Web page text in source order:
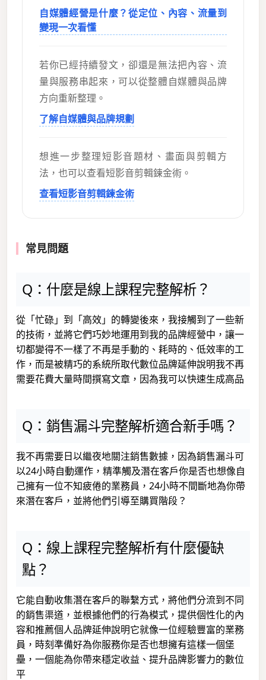
自媒體經營是什麼？從定位、內容、流量到
變現一次看懂
若你已經持續發文，卻還是無法把內容、流
量與服務串起來，可以從整體自媒體與品牌
方向重新整理。
了解自媒體與品牌規劃
想進一步整理短影音題材、畫面與剪輯方
法，也可以查看短影音剪輯鍊金術。
查看短影音剪輯鍊金術
常見問題
Q：什麼是線上課程完整解析？
從「忙碌」到「高效」的轉變後來，我接觸到了一些新
的技術，並將它們巧妙地運用到我的品牌經營中，讓一
切都變得不一樣了不再是手動的、耗時的、低效率的工
作，而是被精巧的系統所取代數位品牌延伸說明我不再
需要花費大量時間撰寫文章，因為我可以快速生成高品
Q：銷售漏斗完整解析適合新手嗎？
我不再需要日以繼夜地關注銷售數據，因為銷售漏斗可
以24小時自動運作，精準觸及潛在客戶你是否也想像自
己擁有一位不知疲倦的業務員，24小時不間斷地為你帶
來潛在客戶，並將他們引導至購買階段？
Q：線上課程完整解析有什麼優缺
點？
它能自動收集潛在客戶的聯繫方式，將他們分流到不同
的銷售渠道，並根據他們的行為模式，提供個性化的內
容和推薦個人品牌延伸說明它就像一位經驗豐富的業務
員，時刻準備好為你服務你是否也想擁有這樣一個堡
壘，一個能為你帶來穩定收益、提升品牌影響力的數位
平